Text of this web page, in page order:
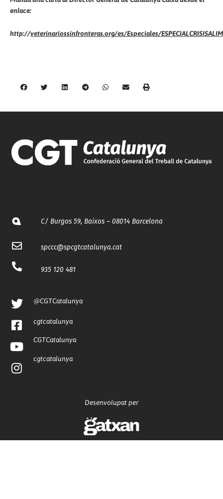
enlace:
http://veterinariossinfronteras.org/es/Especiales/
C/ Burgos 59, Baixos – 08014 Barcelona
spccc@spcgtcatalunya.cat
935 120 481
@CGTCatalunya
cgtcatalunya
CGTCatalunya
cgtcatalunya
Desenvolupat per